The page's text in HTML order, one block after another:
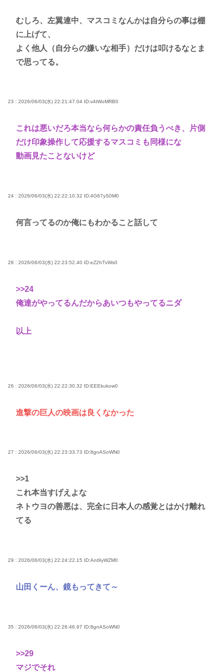
むしろ、左翼連中、マスコミなんかは自分らの事は棚
に上げて、
よく他人（自分らの嫌いな相手）だけは叩けるなとま
で思ってる。
23 : 2026/06/03(水) 22:21:47.04 ID:v4tWoMRB0
これは悪いだろ本当なら何らかの責任負うべき、片側
だけ印象操作して応援するマスコミも同様にな
動画見たことないけど
24 : 2026/06/03(水) 22:22:10.32 ID:4G67yS0M0
何言ってるのか俺にもわかること話して
28 : 2026/06/03(水) 22:23:52.40 ID:eZ2hTvWs0
>>24
俺達がやってるんだからあいつもやってるニダ
以上
26 : 2026/06/03(水) 22:22:30.32 ID:EEEkukow0
進撃の巨人の映画は良くなかった
27 : 2026/06/03(水) 22:23:33.73 ID:8gnASoWN0
>>1
これ本当すげえよな
ネトウヨの善悪は、完全に日本人の感覚とはかけ離れ
てる
29 : 2026/06/03(水) 22:24:22.15 ID:Ant9yWZM0
山田くーん、鏡もってきて～
35 : 2026/06/03(水) 22:26:46.97 ID:8gnASoWN0
>>29
マジでそれ